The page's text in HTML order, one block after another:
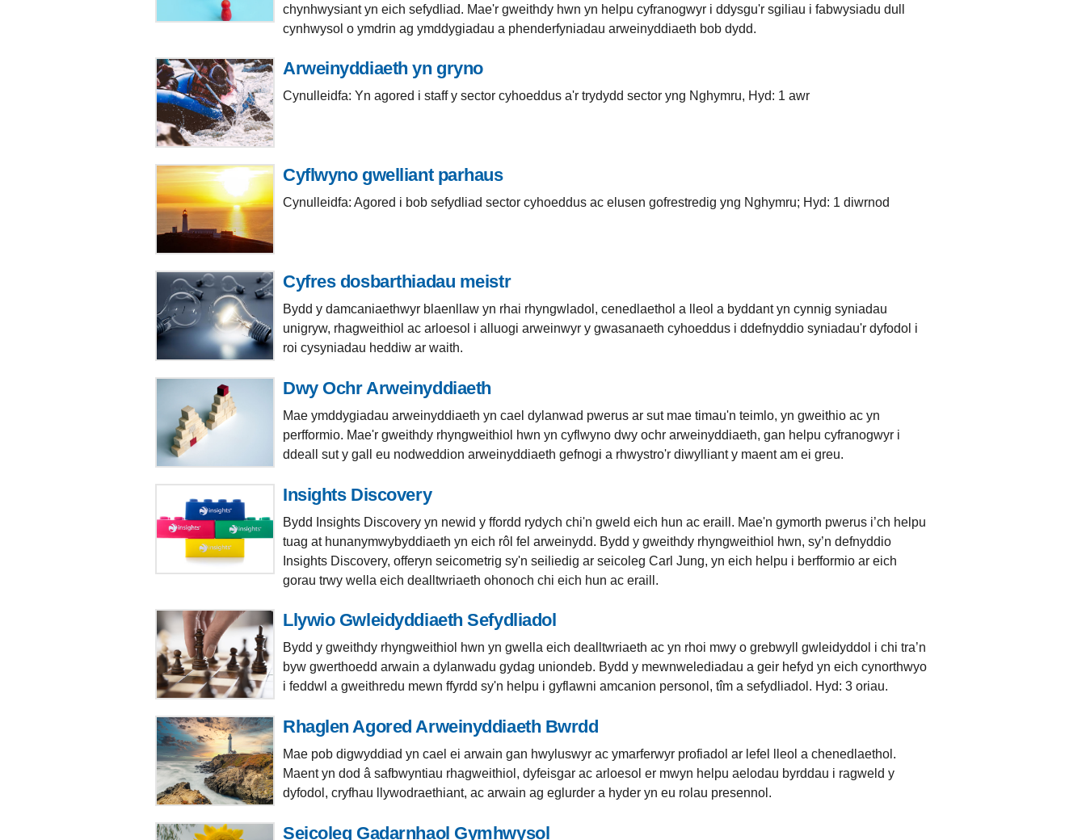
chynhwysiant yn eich sefydliad. Mae'r gweithdy hwn yn helpu cyfranogwyr i ddysgu'r sgiliau i fabwysiadu dull
cynhwysol o ymdrin ag ymddygiadau a phenderfyniadau arweinyddiaeth bob dydd.
Arweinyddiaeth yn gryno
Cynulleidfa: Yn agored i staff y sector cyhoeddus a'r trydydd sector yng Nghymru, Hyd: 1 awr
Cyflwyno gwelliant parhaus
Cynulleidfa: Agored i bob sefydliad sector cyhoeddus ac elusen gofrestredig yng Nghymru; Hyd: 1 diwrnod
Cyfres dosbarthiadau meistr
Bydd y damcaniaethwyr blaenllaw yn rhai rhyngwladol, cenedlaethol a lleol a byddant yn cynnig syniadau
unigryw, rhagweithiol ac arloesol i alluogi arweinwyr y gwasanaeth cyhoeddus i ddefnyddio syniadau'r dyfodol i
roi cysyniadau heddiw ar waith.
Dwy Ochr Arweinyddiaeth
Mae ymddygiadau arweinyddiaeth yn cael dylanwad pwerus ar sut mae timau'n teimlo, yn gweithio ac yn
perfformio. Mae'r gweithdy rhyngweithiol hwn yn cyflwyno dwy ochr arweinyddiaeth, gan helpu cyfranogwyr i
ddeall sut y gall eu nodweddion arweinyddiaeth gefnogi a rhwystro'r diwylliant y maent am ei greu.
Insights Discovery
Bydd Insights Discovery yn newid y ffordd rydych chi'n gweld eich hun ac eraill. Mae'n gymorth pwerus i’ch helpu
tuag at hunanymwybyddiaeth yn eich rôl fel arweinydd. Bydd y gweithdy rhyngweithiol hwn, sy’n defnyddio
Insights Discovery, offeryn seicometrig sy'n seiliedig ar seicoleg Carl Jung, yn eich helpu i berfformio ar eich
gorau trwy wella eich dealltwriaeth ohonoch chi eich hun ac eraill.
Llywio Gwleidyddiaeth Sefydliadol
Bydd y gweithdy rhyngweithiol hwn yn gwella eich dealltwriaeth ac yn rhoi mwy o grebwyll gwleidyddol i chi tra’n
byw gwerthoedd arwain a dylanwadu gydag uniondeb. Bydd y mewnwelediadau a geir hefyd yn eich cynorthwyo
i feddwl a gweithredu mewn ffyrdd sy'n helpu i gyflawni amcanion personol, tîm a sefydliadol. Hyd: 3 oriau.
Rhaglen Agored Arweinyddiaeth Bwrdd
Mae pob digwyddiad yn cael ei arwain gan hwyluswyr ac ymarferwyr profiadol ar lefel lleol a chenedlaethol.
Maent yn dod â safbwyntiau rhagweithiol, dyfeisgar ac arloesol er mwyn helpu aelodau byrddau i ragweld y
dyfodol, cryfhau llywodraethiant, ac arwain ag eglurder a hyder yn eu rolau presennol.
Seicoleg Gadarnhaol Gymhwysol